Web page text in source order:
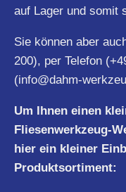
auf Lager und somit
Sie können aber
200), per Telefon
(info@dahm-
Um Ihnen einen
Fliesenwerkzeug-
hier ein kleiner
Produktsortiment: